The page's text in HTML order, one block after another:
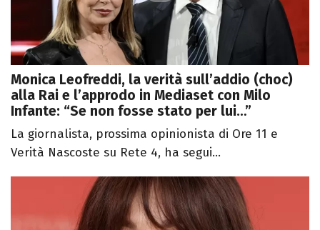
Monica Leofreddi, la verità sull’addio (choc)
alla Rai e l’approdo in Mediaset con Milo
Infante: “Se non fosse stato per lui…”
La giornalista, prossima opinionista di Ore 11 e
Verità Nascoste su Rete 4, ha segui...